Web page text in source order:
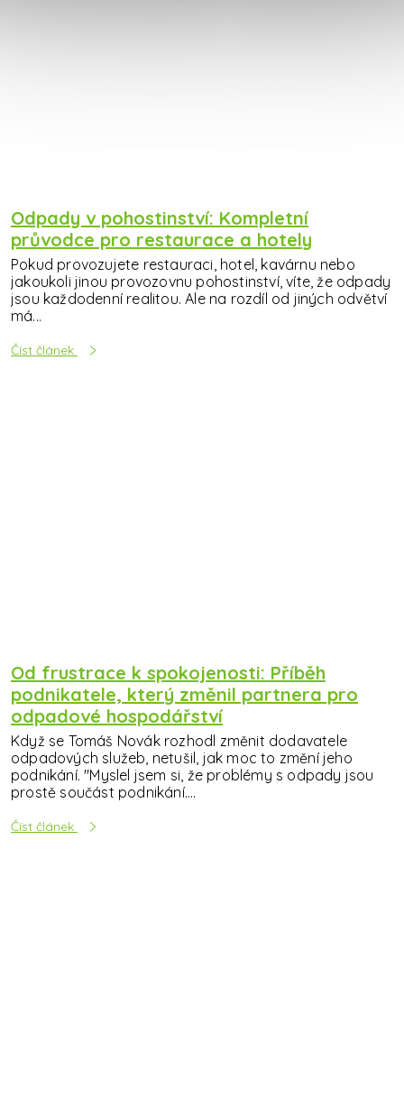
Odpady v pohostinství: Kompletní
průvodce pro restaurace a hotely
Pokud provozujete restauraci, hotel, kavárnu nebo
jakoukoli jinou provozovnu pohostinství, víte, že odpady
jsou každodenní realitou. Ale na rozdíl od jiných odvětví
má...
Číst článek
Od frustrace k spokojenosti: Příběh
podnikatele, který změnil partnera pro
odpadové hospodářství
Když se Tomáš Novák rozhodl změnit dodavatele
odpadových služeb, netušil, jak moc to změní jeho
podnikání. "Myslel jsem si, že problémy s odpady jsou
prostě součást podnikání....
Číst článek